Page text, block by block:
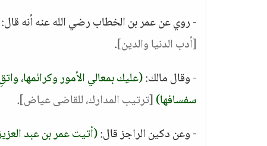
- روي عن عمر بن الخطاب رضي الله عنه أنه قال:
[أدب الدنيا والدين].
- وقال مالك:(عليك بمعالي الأمور وكرائمها،
سفسافها)[ترتيب المدارك، للقاضى عياض].
- وعن دكين الراجز قال:(أتيت عمر بن عبد